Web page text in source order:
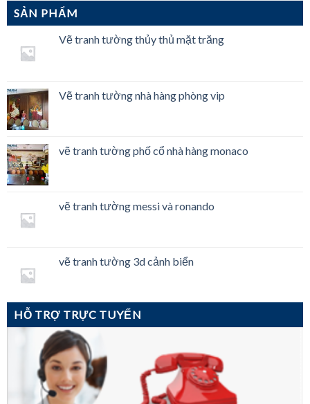
SẢN PHẨM
Vẽ tranh tường thủy thủ mặt trăng
Vẽ tranh tường nhà hàng phòng vip
vẽ tranh tường phố cổ nhà hàng monaco
vẽ tranh tường messi và ronando
vẽ tranh tường 3d cảnh biển
HỖ TRỢ TRỰC TUYẾN